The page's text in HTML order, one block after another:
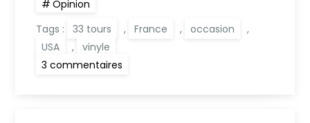
Opinion
Tags :
33 tours , France , occasion
,
USA
,
vinyle
3 commentaires